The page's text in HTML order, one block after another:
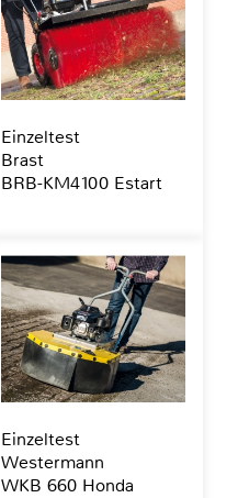
Einzeltest
Brast
BRB-KM4100 Estart
Einzeltest
Westermann
WKB 660 Honda